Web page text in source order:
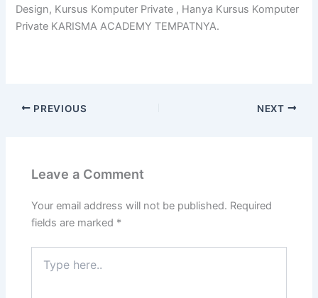
Design, Kursus Komputer Private , Hanya Kursus Komputer
Private KARISMA ACADEMY TEMPATNYA.
PREVIOUS NEXT
Leave a Comment
Your email address will not be published. Required
fields are marked *
here..